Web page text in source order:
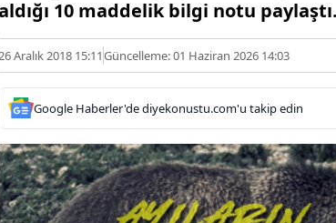
10 maddelik bilgi notu
26 Aralık 2018 15:11Güncelleme: 01 Haziran 2026 14:03
Google Haberler'de diyekonustu.com'u takip edin